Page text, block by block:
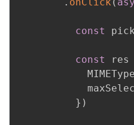
const
const res
            MIMEType
} )